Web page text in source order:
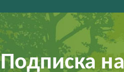
Подписка